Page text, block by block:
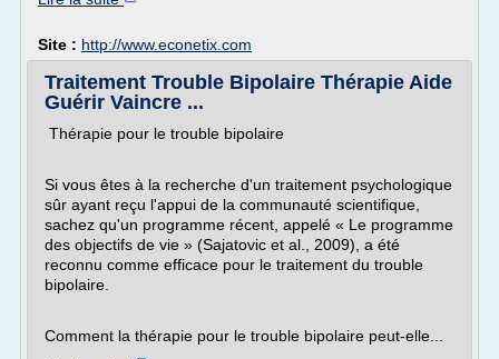
Site : http://www.econetix.com
Traitement Trouble Bipolaire Thérapie Aide
Guérir Vaincre ...
Thérapie pour le trouble bipolaire
Si vous êtes à la recherche d'un traitement psychologique
sûr ayant reçu l'appui de la communauté scientifique,
sachez qu'un programme récent, appelé « Le programme
des objectifs de vie » (Sajatovic et al., 2009), a été
reconnu comme efficace pour le traitement du trouble
bipolaire.
Comment la thérapie pour le trouble bipolaire peut-elle...